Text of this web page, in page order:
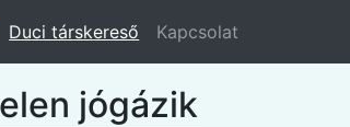
Duci társkereső Kapcsolat
jógázik